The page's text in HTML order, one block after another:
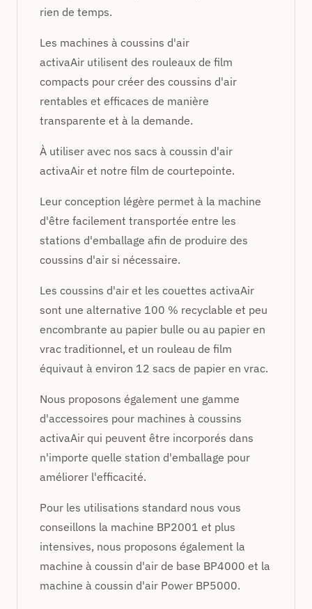
rien de temps.
Les machines à coussins d'air
activaAir utilisent des rouleaux de film
compacts pour créer des coussins d'air
rentables et efficaces de manière
transparente et à la demande.
À utiliser avec nos sacs à coussin d'air
activaAir et notre film de courtepointe.
Leur conception légère permet à la machine
d'être facilement transportée entre les
stations d'emballage afin de produire des
coussins d'air si nécessaire.
Les coussins d'air et les couettes activaAir
sont une alternative 100 % recyclable et peu
encombrante au papier bulle ou au papier en
vrac traditionnel, et un rouleau de film
équivaut à environ 12 sacs de papier en vrac.
Nous proposons également une gamme
d'accessoires pour machines à coussins
activaAir qui peuvent être incorporés dans
n'importe quelle station d'emballage pour
améliorer l'efficacité.
Pour les utilisations standard nous vous
conseillons la machine BP2001 et plus
intensives, nous proposons également la
machine à coussin d'air de base BP4000 et la
machine à coussin d'air Power BP5000.